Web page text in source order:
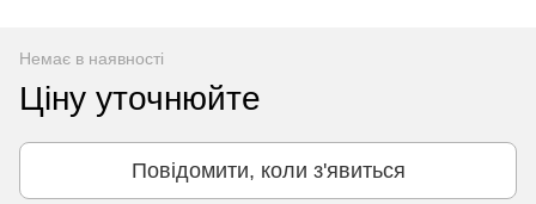
Немає в наявності
Ціну уточнюйте
Повідомити, коли з'явиться